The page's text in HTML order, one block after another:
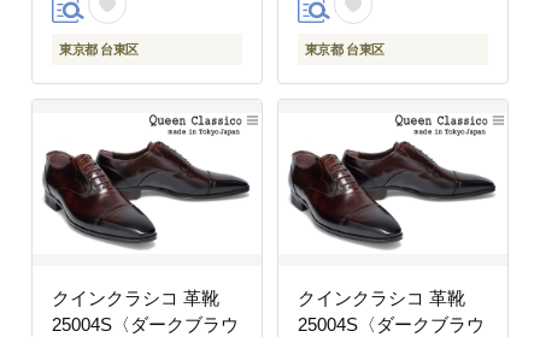
東京都 台東区 東京都 台東区
クインクラシコ 革靴
25004S〈ダークブラウ
クインクラシコ 革靴
25004S〈ダークブラウ